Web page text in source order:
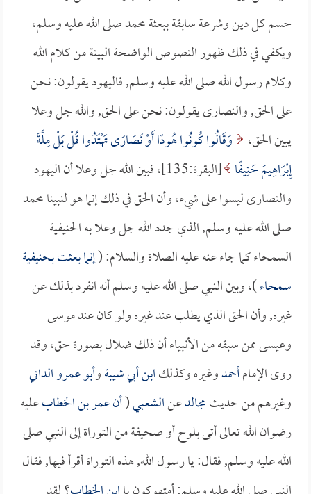
حسم كل دين وشرعة سابقة ببعثة محمد صلى الله عليه وسلم،
ويكفي في ذلك ظهور النصوص الواضحة البينة من كلام الله
وكلام رسول الله صلى الله عليه وسلم, فاليهود يقولون: نحن
على الحق, والنصارى يقولون: نحن على الحق, والله جل وعلا
يبين الحق،
وَقَالُوا كُونُوا هُودًا أَوْ نَصَارَى تَهْتَدُوا قُلْ بَلْ مِلَّةَ
إِبْرَاهِيمَ حَنِيفًا
[البقرة:135]، فبين الله جل وعلا أن اليهود
والنصارى ليسوا على شيء، وأن الحق في ذلك إنما هو لنبينا محمد
صلى الله عليه وسلم, الذي جدد الله جل وعلا به الحنيفية
السمحاء كما جاء عنه عليه الصلاة والسلام: (إنما بعثت بحنيفية
سمحاء)، وبين النبي صلى الله عليه وسلم أنه انفرد بذلك عن
غيره, وأن الحق الذي يطلب عند غيره ولو كان عند موسى
وعيسى ممن سبقه من الأنبياء أن ذلك ضلال بصورة حق، وقد
روى الإمامأحمدوغيره وكذلكابن أبي شيبةوأبو عمرو الداني
وغيرهم من حديثمجالدعنالشعبي(أنعمر بن الخطابعليه
رضوان الله تعالى أتى بلوح أو صحيفة من التوراة إلى النبي صلى
الله عليه وسلم, فقال: يا رسول الله, هذه التوراة أقرأ فيها, فقال